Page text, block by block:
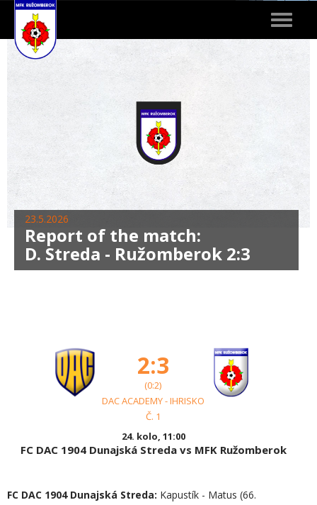
Toggle
23.5.2026
Report of the match:
D. Streda - Ružomberok 2:3
2:3
(0:2)
DAC ACADEMY - IHRISKO
Č. 1
24. kolo, 11:00
FC DAC 1904 Dunajská Streda vs MFK Ružomberok
FC DAC 1904 Dunajská Streda: Kapustík - Matus (66.